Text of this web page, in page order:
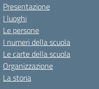
Presentazione
I luoghi
Le persone
I numeri della scuola
Le carte della scuola
Organizzazione
La storia